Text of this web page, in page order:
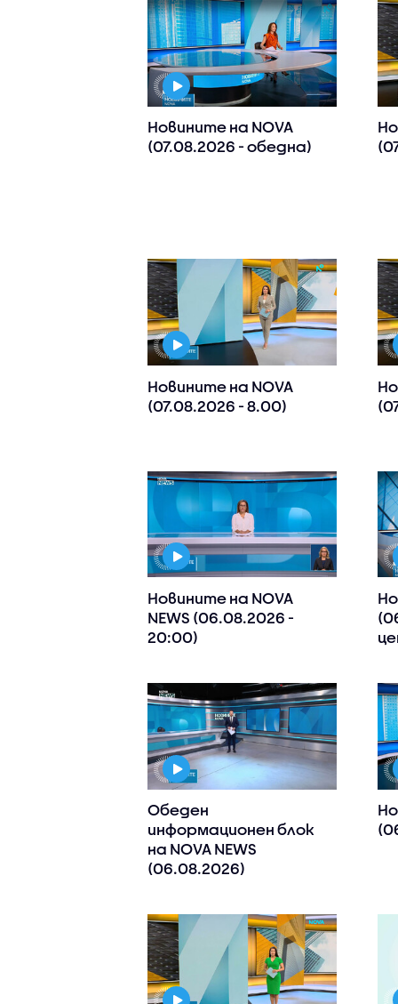
Новините на NOVA
(07.08.2026 - обедна)
Новините на NOVA
(07.08.2026 - 8.00)
Новините на NOVA
NEWS (06.08.2026 -
20:00)
Обеден
информационен блок
на NOVA NEWS
(06.08.2026)